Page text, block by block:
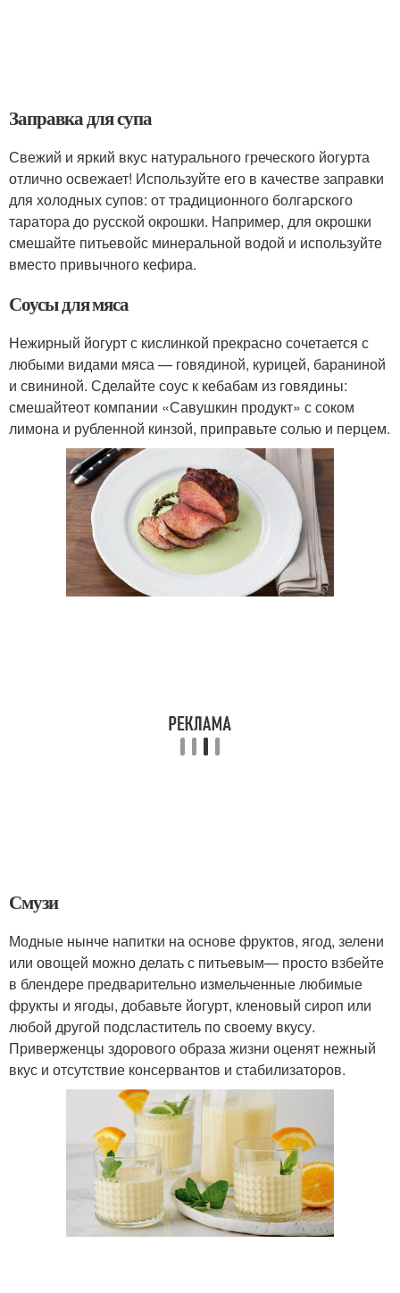
Заправка для супа
Свежий и яркий вкус натурального греческого йогурта
отлично освежает! Используйте его в качестве заправки
для холодных супов: от традиционного болгарского
таратора до русской окрошки. Например, для окрошки
смешайте питьевойс минеральной водой и используйте
вместо привычного кефира.
Соусы для мяса
Нежирный йогурт с кислинкой прекрасно сочетается с
любыми видами мяса — говядиной, курицей, бараниной
и свининой. Сделайте соус к кебабам из говядины:
смешайтеот компании «Савушкин продукт» с соком
лимона и рубленной кинзой, приправьте солью и перцем.
Смузи
Модные нынче напитки на основе фруктов, ягод, зелени
или овощей можно делать с питьевым— просто взбейте
в блендере предварительно измельченные любимые
фрукты и ягоды, добавьте йогурт, кленовый сироп или
любой другой подсластитель по своему вкусу.
Приверженцы здорового образа жизни оценят нежный
вкус и отсутствие консервантов и стабилизаторов.